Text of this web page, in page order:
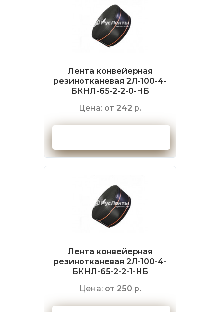
Лента конвейерная
резинотканевая 2Л-100-4-
БКНЛ-65-2-2-0-НБ
Цена: от 242 р.
Лента конвейерная
резинотканевая 2Л-100-4-
БКНЛ-65-2-2-1-НБ
Цена: от 250 р.